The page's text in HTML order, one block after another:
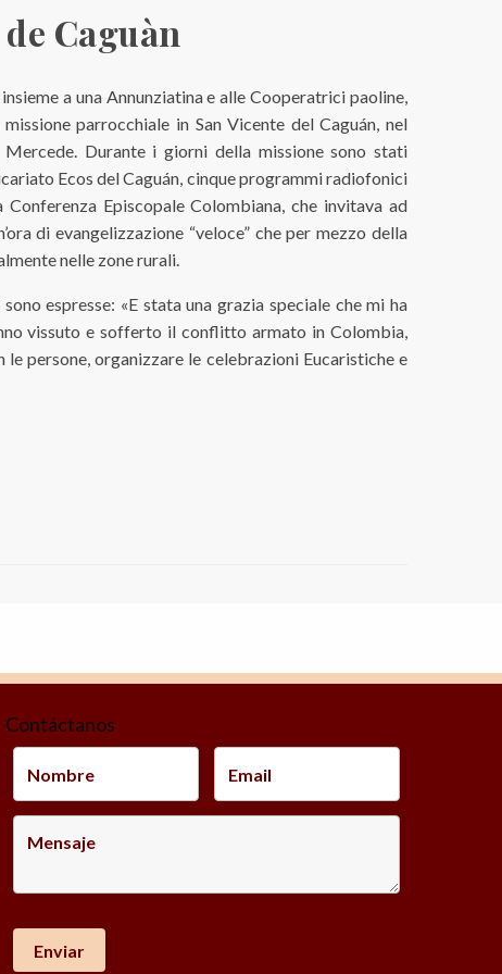
Caguàn
a una Annunziatina e alle Cooperatrici paoline,
parrocchiale in San Vicente del Caguán, nel
Durante i giorni della missione sono stati
Ecos del Caguán, cinque programmi radiofonici
Episcopale Colombiana, che invitava ad
di evangelizzazione “veloce” che per mezzo della
nelle zone rurali.
espresse: «E stata una grazia speciale che mi ha
vissuto e sofferto il conflitto armato in Colombia,
persone, organizzare le celebrazioni Eucaristiche e
Contáctanos